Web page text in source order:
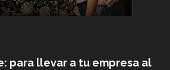
para llevar a tu empresa al